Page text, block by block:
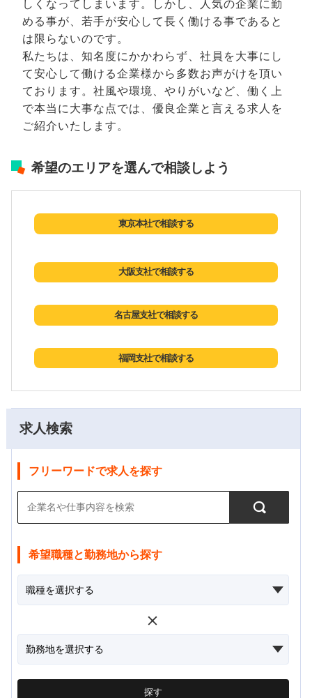
求人検索
フリーワードで求人を探す
希望職種と勤務地から探す
探す
しくなってしまいます。しかし、人気の企業に勤
める事が、若手が安心して長く働ける事であると
は限らないのです。
私たちは、知名度にかかわらず、社員を大事にし
て安心して働ける企業様から多数お声がけを頂い
ております。社風や環境、やりがいなど、働く上
で本当に大事な点では、優良企業と言える求人を
ご紹介いたします。
希望のエリアを選んで相談しよう
東京本社で相談する
大阪支社で相談する
名古屋支社で相談する
福岡支社で相談する